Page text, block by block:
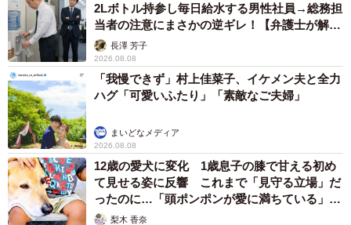
2Lボトル持参し毎日給水する男性社員→総務担
当者の注意にまさかの逆ギレ！【弁護士が解
説】長澤 芳子
2026.08.08
「我慢できず」村上佳菜子、イケメン夫と全力
ハグ「可愛いふたり」「素敵なご夫婦」
まいどなメディア
2026.08.08
12歳の愛犬に変化 1歳息子の膝で甘える初め
て見せる姿に反響 これまで「見守る立場」だ
ったのに…「頭ポンポンが愛に満ちている」
「尊…」
梨木 香奈